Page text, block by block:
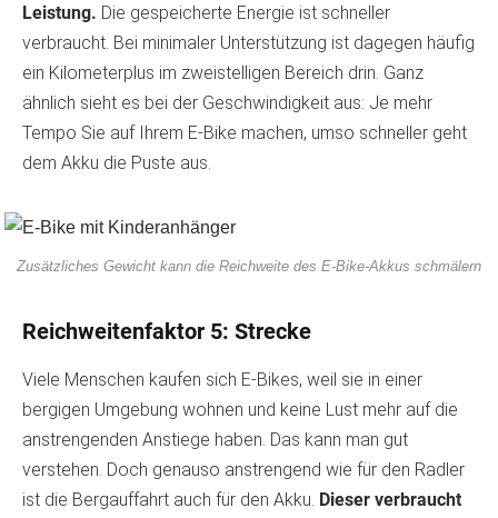
Leistung. Die gespeicherte Energie ist schneller
verbraucht. Bei minimaler Unterstützung ist dagegen häufig
ein Kilometerplus im zweistelligen Bereich drin. Ganz
ähnlich sieht es bei der Geschwindigkeit aus: Je mehr
Tempo Sie auf Ihrem E-Bike machen, umso schneller geht
dem Akku die Puste aus.
Zusätzliches Gewicht kann die Reichweite des E-Bike-Akkus schmälern
Reichweitenfaktor 5: Strecke
Viele Menschen kaufen sich E-Bikes, weil sie in einer
bergigen Umgebung wohnen und keine Lust mehr auf die
anstrengenden Anstiege haben. Das kann man gut
verstehen. Doch genauso anstrengend wie für den Radler
ist die Bergauffahrt auch für den Akku. Dieser verbraucht